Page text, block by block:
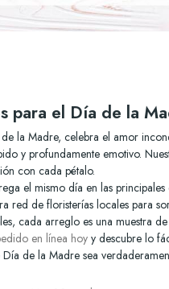
para el Día de la
de la Madre, celebra el amor
y profundamente emotivo.
con cada pétalo.
el mismo día en las
red de floristerías locales para
cada arreglo es una muestra
en línea hoyy descubre lo
Día de la Madre sea